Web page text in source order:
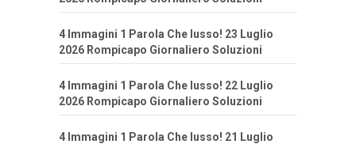
4 Immagini 1 Parola Che lusso! 23 Luglio
2026 Rompicapo Giornaliero Soluzioni
4 Immagini 1 Parola Che lusso! 22 Luglio
2026 Rompicapo Giornaliero Soluzioni
4 Immagini 1 Parola Che lusso! 21 Luglio